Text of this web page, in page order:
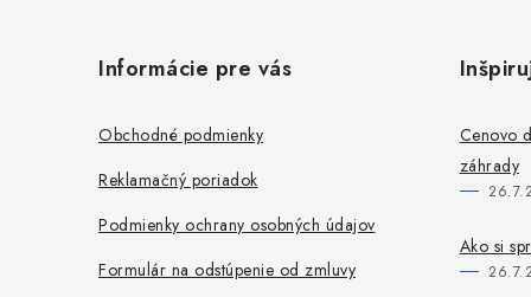
Informácie pre vás
Obchodné podmienky
Reklamačný poriadok
Podmienky ochrany osobných údajov
Formulár na odstúpenie od zmluvy
Cenovo
záhrady
Ako si